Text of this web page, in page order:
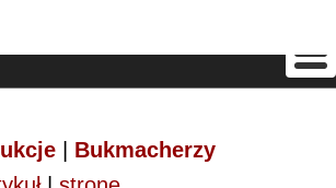
Bukmacherzy